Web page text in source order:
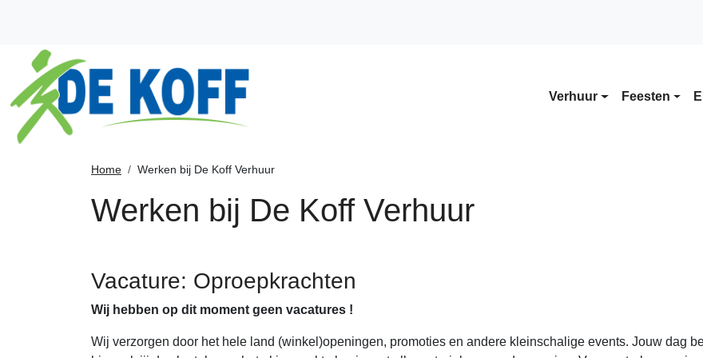
Verhuur Feesten
Home Werken bij De Koff Verhuur
Werken bij De Koff Verhuur
Vacature: Oproepkrachten
Wij hebben op dit moment geen vacatures !
Wij verzorgen door het hele land (winkel)openingen, promoties en andere kleinschalige events. Jouw dag